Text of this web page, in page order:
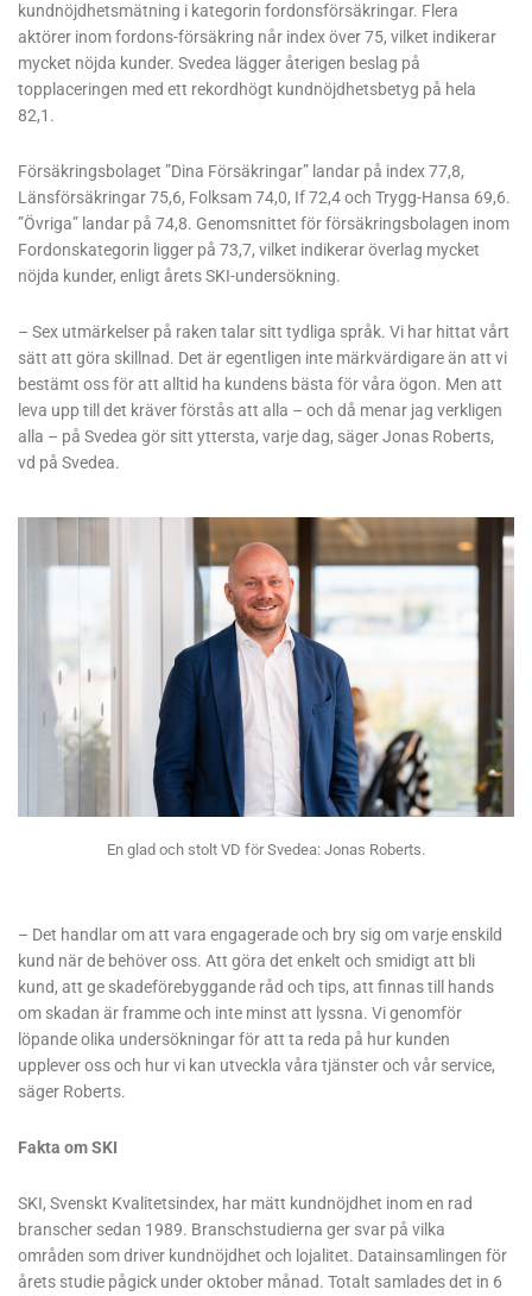
kundnöjdhetsmätning i kategorin fordonsförsäkringar. Flera
aktörer inom fordons-försäkring når index över 75, vilket indikerar
mycket nöjda kunder. Svedea lägger återigen beslag på
topplaceringen med ett rekordhögt kundnöjdhetsbetyg på hela
82,1.
Försäkringsbolaget ”Dina Försäkringar” landar på index 77,8,
Länsförsäkringar 75,6, Folksam 74,0, If 72,4 och Trygg-Hansa 69,6.
”Övriga” landar på 74,8. Genomsnittet för försäkringsbolagen inom
Fordonskategorin ligger på 73,7, vilket indikerar överlag mycket
nöjda kunder, enligt årets SKI-undersökning.
– Sex utmärkelser på raken talar sitt tydliga språk. Vi har hittat vårt
sätt att göra skillnad. Det är egentligen inte märkvärdigare än att vi
bestämt oss för att alltid ha kundens bästa för våra ögon. Men att
leva upp till det kräver förstås att alla – och då menar jag verkligen
alla – på Svedea gör sitt yttersta, varje dag, säger Jonas Roberts,
vd på Svedea.
En glad och stolt VD för Svedea: Jonas Roberts.
– Det handlar om att vara engagerade och bry sig om varje enskild
kund när de behöver oss. Att göra det enkelt och smidigt att bli
kund, att ge skadeförebyggande råd och tips, att finnas till hands
om skadan är framme och inte minst att lyssna. Vi genomför
löpande olika undersökningar för att ta reda på hur kunden
upplever oss och hur vi kan utveckla våra tjänster och vår service,
säger Roberts.
Fakta om SKI
SKI, Svenskt Kvalitetsindex, har mätt kundnöjdhet inom en rad
branscher sedan 1989. Branschstudierna ger svar på vilka
områden som driver kundnöjdhet och lojalitet. Datainsamlingen för
årets studie pågick under oktober månad. Totalt samlades det in 6